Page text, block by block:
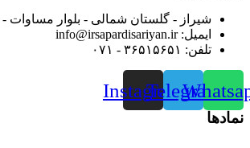
شیراز - گلستان شمالی - بلوار مساوات
ایمیل: info@irsapardisariyan.ir
تلفن: ۳۶۵۱۵۶۵۱ - ۰۷۱
Telegram
Instagram
نمادها